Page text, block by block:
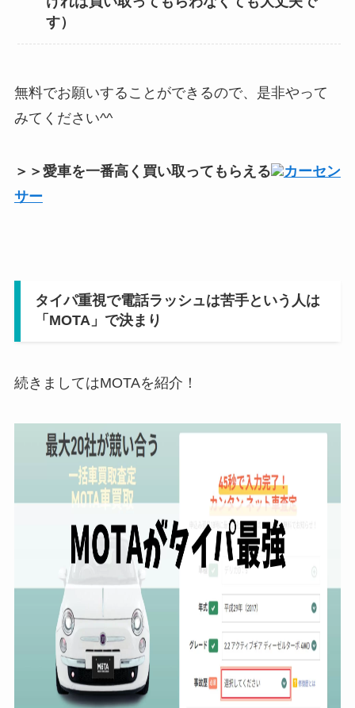
す）
無料でお願いすることができるので、是非やって
みてください^^
＞＞愛車を一番高く買い取ってもらえる
カーセン
サー
タイパ重視で電話ラッシュは苦手という人は
「MOTA」で決まり
続きましてはMOTAを紹介！